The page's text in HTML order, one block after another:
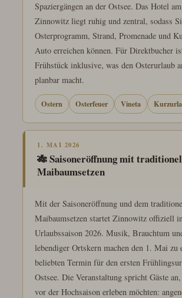
Spaziergängen an der Ostsee. Das Hotel
Zinnowitz liegt ruhig und zentral, sodass
Osterprogramm, Strand, Promenade und
Auto erreichen können. Für Direktbucher
Frühstück inklusive, was den Osterurlaub
planbar macht.
Ostern Osterfeuer Vineta
1. MAI 2026
🎋 Saisoneröffnung mit
Maibaumsetzen
Mit der Saisoneröffnung und dem
Maibaumsetzen startet Zinnowitz offiziell
Urlaubssaison 2026. Musik, Brauchtum
lebendiger Ortskern machen den 1. Mai zu
beliebten Termin für den ersten
Ostsee. Die Veranstaltung spricht Gäste
vor der Hochsaison erleben möchten: